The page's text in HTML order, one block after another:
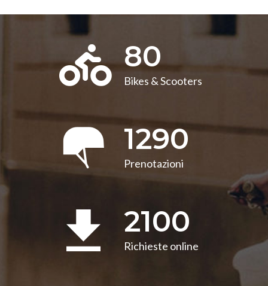
80
Bikes & Scooters
1290
Prenotazioni
2100
Richieste online